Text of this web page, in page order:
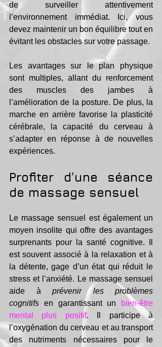
de surveiller attentivement
l’environnement immédiat. Ici, vous
devez maintenir un bon équilibre tout en
évitant les obstacles sur votre passage.
Les avantages sur le plan physique
sont multiples, allant du renforcement
des muscles des jambes à
l’amélioration de la posture. De plus, la
marche en arrière favorise la plasticité
cérébrale, la capacité du cerveau à
s’adapter en réponse à de nouvelles
expériences.
Profiter d’une séance
de massage sensuel
Le massage sensuel est également un
moyen insolite qui offre des avantages
surprenants pour la santé cognitive. Il
est souvent associé à la relaxation et à
la détente, gage d’un état qui réduit le
stress et l’anxiété. Le massage sensuel
aide à prévenir les problèmes
cognitifs en garantissant un bien-être
mental plus positif. Il participe à
l’oxygénation du cerveau et au transport
des nutriments nécessaires pour le